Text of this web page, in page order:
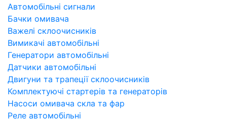
Автомобільні сигнали
Бачки омивача
Важелі склоочисників
Вимикачі автомобільні
Генератори автомобільні
Датчики автомобільні
Двигуни та трапеції склоочисників
Комплектуючі стартерів та генераторів
Насоси омивача скла та фар
Реле автомобільні